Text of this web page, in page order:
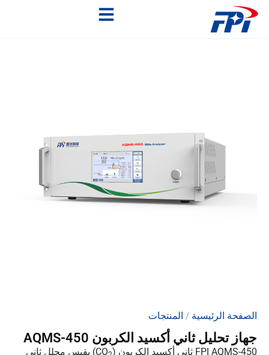
الصفحة الرئيسية / المنتجات
جهاز تحليل ثاني أكسيد الكربون AQMS-450
FPI AQMS-450 ثاني أكسيد الكربون (CO
) يقيس محلل ثاني